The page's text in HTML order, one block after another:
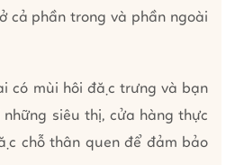
cả phần trong và phần ngoài
có mùi hôi đặc trưng và bạn
siêu thị, cửa hàng thực
chỗ thân quen để đảm bảo